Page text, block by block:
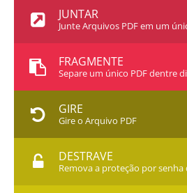
JUNTAR
Junte Arquivos PDF em um
FRAGMENTE
Separe um único PDF dentre
GIRE
Gire o Arquivo PDF
DESTRAVE
Remova a proteção por senha